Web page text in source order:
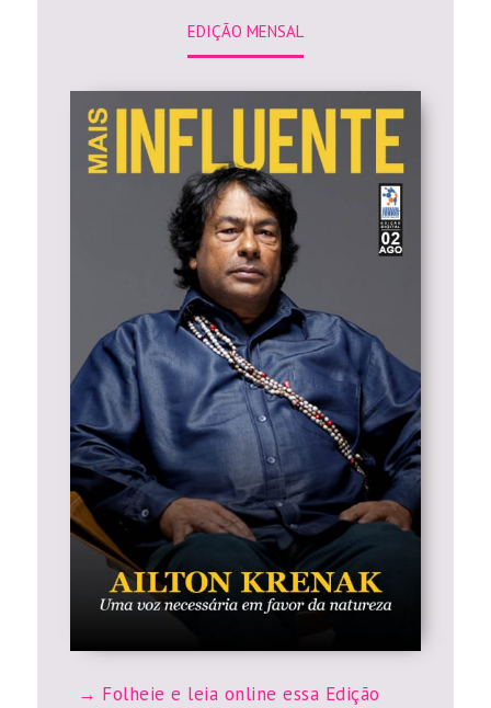
EDIÇÃO MENSAL
Folheie e leia online essa Edição